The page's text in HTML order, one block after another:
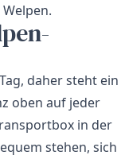
daher steht ein
oben auf jeder
in der
stehen, sich